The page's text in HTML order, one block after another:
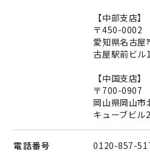
【中部支店】
〒450-0002
愛知県名古
古屋駅前ビル
【中国支店】
〒700-0907
岡山県岡山市
キューブビル
電話番号 0120-857-